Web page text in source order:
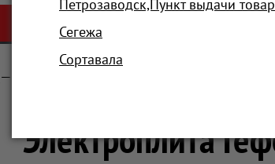
АКЦИИ
Электроплита
Петрозаводск,Пункт выдачи
Сегежа
Сортавала